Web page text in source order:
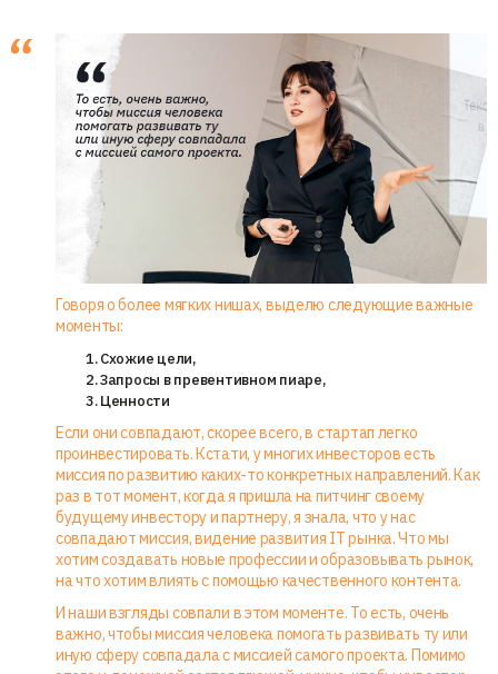
Говоря о более мягких нишах, выделю следующие важные
моменты:
Схожие цели,
Запросы в превентивном пиаре,
Ценности
Если они совпадают, скорее всего, в стартап легко
проинвестировать. Кстати, у многих инвесторов есть
миссия по развитию каких-то конкретных направлений. Как
раз в тот момент, когда я пришла на питчинг своему
будущему инвестору и партнеру, я знала, что у нас
совпадают миссия, видение развития IT рынка. Что мы
хотим создавать новые профессии и образовывать рынок,
на что хотим влиять с помощью качественного контента.
И наши взгляды совпали в этом моменте. То есть, очень
важно, чтобы миссия человека помогать развивать ту или
иную сферу совпадала с миссией самого проекта. Помимо